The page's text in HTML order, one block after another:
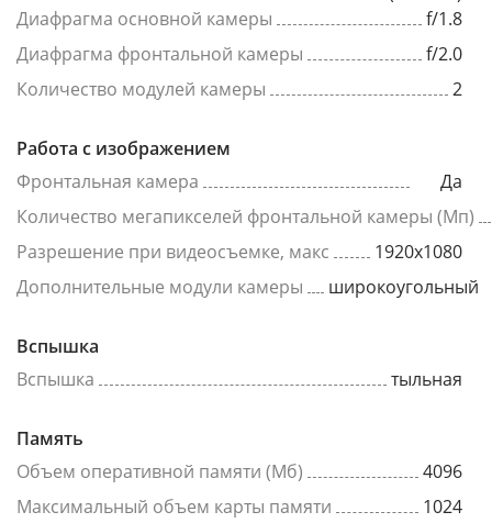
Диафрагма основной камеры
f/1.8
Диафрагма фронтальной камеры
f/2.0
Количество модулей камеры
2
Работа с изображением
Фронтальная камера
Да
Количество мегапикселей фронтальной камеры (Мп)
Разрешение при видеосъемке, макс
1920x1080
Дополнительные модули камеры
широкоугольный
Вспышка
Вспышка
тыльная
Память
Объем оперативной памяти (Мб)
4096
Максимальный объем карты памяти
1024